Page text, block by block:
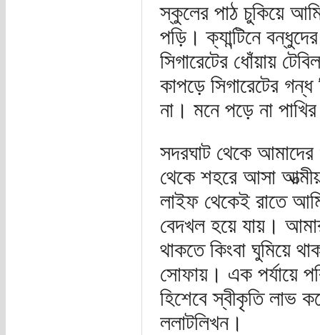
স্কুলের পাঠ চুকিয়ে
পড়ি। ক্যান্টিনে
সিগারেটের ধোঁয়ায়
কাপড়ে সিগারেটের
না। মনে পড়ে না
সদরঘাট থেকে আমাদের
থেকে শহরে আসা
লাইফ থেকেই রাতে আমি
বেদখল হয়ে যায়।
থাকতে কিংবা ঘুমিয়ে
সোফায়। এক পর্যায়ে
হিশেবে স্বীকৃতি লাভ
ললাটলিখন।